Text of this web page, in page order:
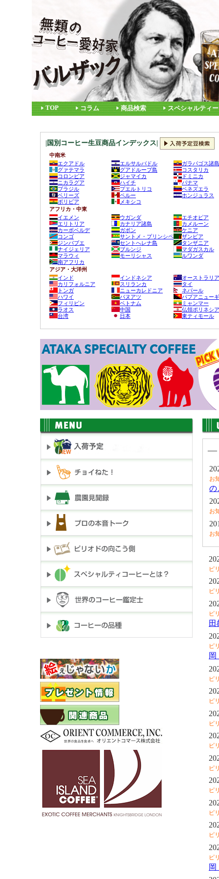
TOP コラム 商品検索 スペシャルティ
|国別コーヒー生豆商品インデックス|
中南米
エクアドル
エルサルバドル
ガラパゴス諸島
グァテマラ
グアドループ島
コスタリカ
コロンビア
ジャマイカ
ドミニカ
ニカラグア
ハイチ
パナマ
ブラジル
プエルトリコ
ベネズエラ
ベリーズ
ペルー
ホンジュラス
ボリビア
メキシコ
アフリカ・中東
イエメン
ウガンダ
エチオピア
エリトリア
カナリア諸島
カメルーン
カーボベルデ
ガボン
ケニア
コンゴ
サントメ・プリンシペ
ザンビア
ジンバブエ
セントへレナ島
タンザニア
ナイジェリア
ブルンジ
マダガスカル
マラウィ
モーリシャス
ルワンダ
南アフリカ
アジア・大洋州
インド
インドネシア
オーストラリア
カリフォルニア
スリランカ
タイ
トンガ
ニューカレドニア
ネパール
ハワイ
バヌアツ
パプアニュー
フィリピン
ベトナム
ミャンマー
ラオス
中国
仏領ポリネシア
台湾
日本 東ティモール
―
お
の
お
お
ピ
ピ
ピ
田
ピ
ピ
ピ
ピ
ピ
ピ
ピ
ピ
ピ
ピ